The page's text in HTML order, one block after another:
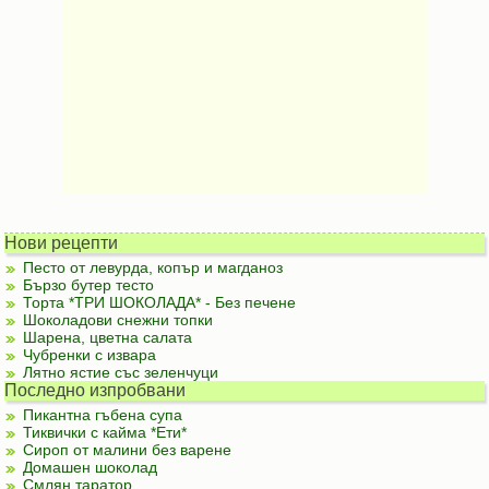
Нови рецепти
Песто от левурда, копър и магданоз
Бързо бутер тесто
Торта *ТРИ ШОКОЛАДА* - Без печене
Шоколадови снежни топки
Шарена, цветна салата
Чубренки с извара
Лятно ястие със зеленчуци
Последно изпробвани
Пикантна гъбена супа
Тиквички с кайма *Ети*
Сироп от малини без варене
Домашен шоколад
Смлян таратор